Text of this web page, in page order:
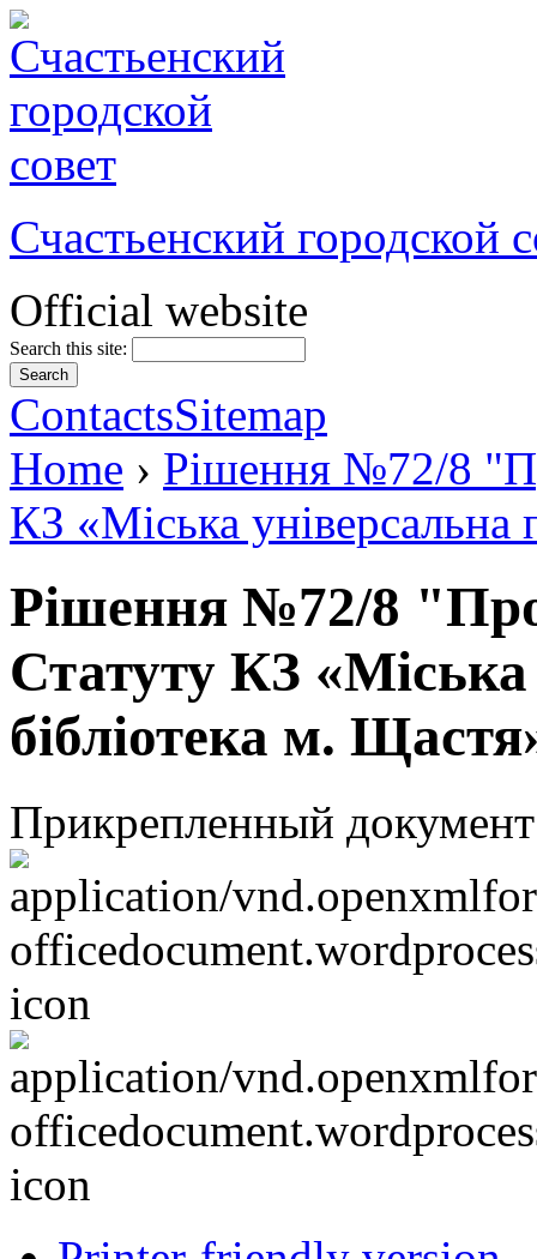
Счастьенский городской
Official website
Search this site:
ContactsSitemap
Home › Рішення №72/8
КЗ «Міська універсальна
Рішення №72/8 "Про
Статуту КЗ «Міська
бібліотека м.
Прикрепленный